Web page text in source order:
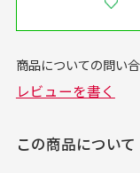
この商品について